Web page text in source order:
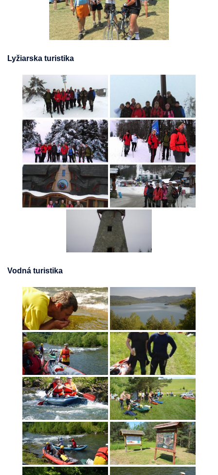
Lyžiarska turistika
Vodná turistika